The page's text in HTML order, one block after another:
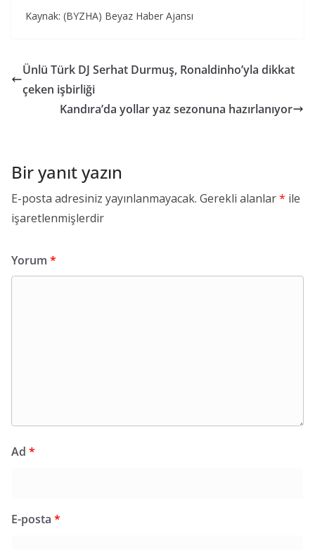
Kaynak: (BYZHA) Beyaz Haber Ajansı
Ünlü Türk DJ Serhat Durmuş, Ronaldinho’yla dikkat
çeken işbirliği
Kandıra’da yollar yaz sezonuna hazırlanıyor
Bir yanıt yazın
E-posta adresiniz yayınlanmayacak. Gerekli alanlar* ile
işaretlenmişlerdir
Yorum *
Ad *
E-posta *